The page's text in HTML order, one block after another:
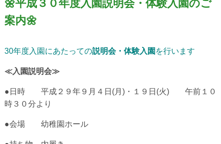
🌼平成３０年度入園説明会・体験入園のご
案内🌼
30年度入園にあたっての説明会・体験入園 を行います
≪入園説明会≫
●日時 平成２９年９月４日(月)・１９日(火) 午前１０
時３０分より
●会場 幼稚園ホール